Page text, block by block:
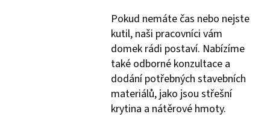
Pokud nemáte čas nebo nejste
kutil, naši pracovníci vám
domek rádi postaví. Nabízíme
také odborné konzultace a
dodání potřebných stavebních
materiálů, jako jsou střešní
krytina a nátěrové hmoty.